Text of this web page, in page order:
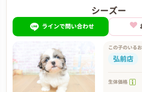
シーズー
ラインで問い合わせ
この子のいる
弘前店
生体価格